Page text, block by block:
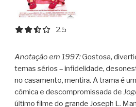
2.5 out of 5.0 stars
2.5
Anotação em 1997:Gostosa,
temas sérios – infidelidade,
no casamento, mentira. A trama é
cômica e descompromissada de
último filme do grande Joseph L.